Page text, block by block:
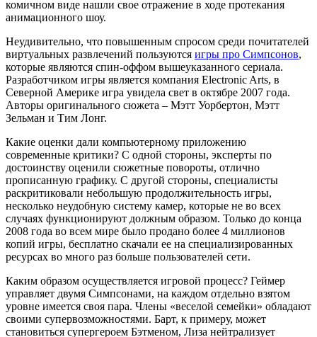
комичном виде нашли свое отражение в ходе протекания
анимационного шоу.
Неудивительно, что повышенным спросом среди почитателей
виртуальных развлечений пользуются игры про Симпсонов,
которые являются спин-оффом вышеуказанного сериала.
Разработчиком игры является компания Electronic Arts, в
Северной Америке игра увидела свет в октябре 2007 года.
Авторы оригинального сюжета – Мэтт Уорбертон, Мэтт
Зельман и Тим Лонг.
Какие оценки дали компьютерному приложению
современные критики? С одной стороны, эксперты по
достоинству оценили сюжетные повороты, отлично
прописанную графику. С другой стороны, специалисты
раскритиковали небольшую продолжительность игры,
несколько неудобную систему камер, которые не во всех
случаях функционируют должным образом. Только до конца
2008 года во всем мире было продано более 4 миллионов
копий игры, бесплатно скачали ее на специализированных
ресурсах во много раз больше пользователей сети.
Каким образом осуществляется игровой процесс? Геймер
управляет двумя Симпсонами, на каждом отдельно взятом
уровне имеется своя пара. Члены «веселой семейки» обладают
своими супервозможностями. Барт, к примеру, может
становиться супергероем Бэтменом, Лиза нейтрализует